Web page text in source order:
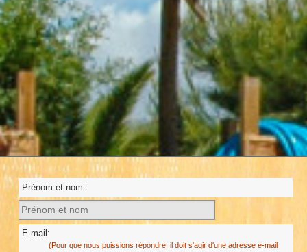
Prénom et nom:
E-mail:
(Pour que nous puissions répondre, il doit s'agir d'une adresse e-mail